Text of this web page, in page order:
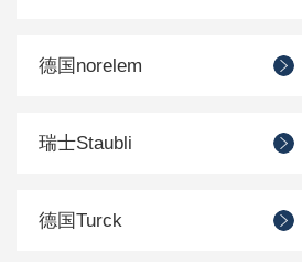
德国norelem
瑞士Staubli
德国Turck